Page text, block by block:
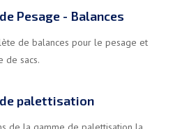
Pesage - Balances
de balances pour le pesage et
de sacs.
palettisation